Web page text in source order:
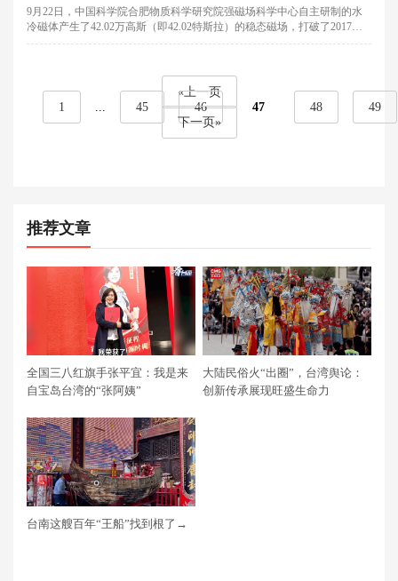
9月22日，中国科学院合肥物质科学研究院强磁场科学中心自主研制的水
冷磁体产生了42.02万高斯（即42.02特斯拉）的稳态磁场，打破了2017年
由美国国家强磁场实验室水冷磁体产生的41.4万高斯的世界纪录，成为国
«上一页
1
... 45 46 47 48
49
下一页»
推荐文章
全国三八红旗手张平宜：我是来
自宝岛台湾的“张阿姨”
大陆民俗火“出圈”，台湾舆论：
创新传承展现旺盛生命力
台南这艘百年“王船”找到根了→